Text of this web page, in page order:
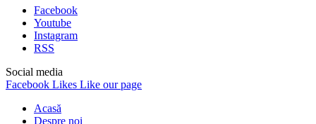
Facebook
Youtube
Instagram
RSS
Social media
Facebook Likes Like our page
Acasă
Despre noi